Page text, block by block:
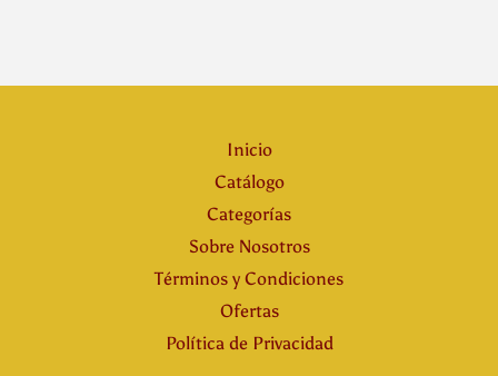
Inicio
Catálogo
Categorías
Sobre Nosotros
Términos y Condiciones
Ofertas
Política de Privacidad